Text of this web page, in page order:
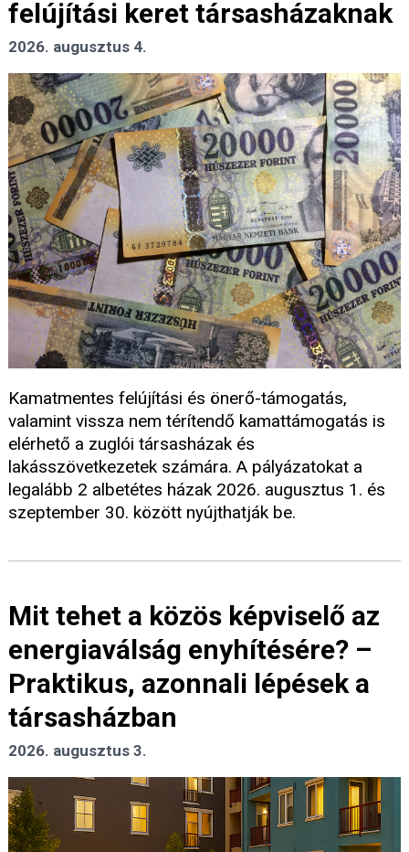
felújítási keret társasházaknak
2026. augusztus 4.
Kamatmentes felújítási és önerő-támogatás,
valamint vissza nem térítendő kamattámogatás is
elérhető a zuglói társasházak és
lakásszövetkezetek számára. A pályázatokat a
legalább 2 albetétes házak 2026. augusztus 1. és
szeptember 30. között nyújthatják be.
Mit tehet a közös képviselő az
energiaválság enyhítésére? –
Praktikus, azonnali lépések a
társasházban
2026. augusztus 3.